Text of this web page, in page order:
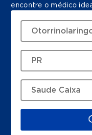
encontre o médico